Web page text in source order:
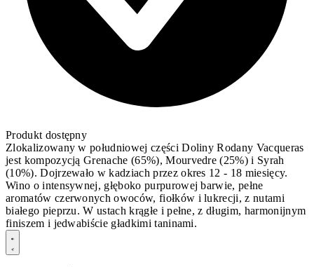
Produkt dostępny
Zlokalizowany w południowej części Doliny Rodany Vacqueras
jest kompozycją Grenache (65%), Mourvedre (25%) i Syrah
(10%). Dojrzewało w kadziach przez okres 12 - 18 miesięcy.
Wino o intensywnej, głęboko purpurowej barwie, pełne
aromatów czerwonych owoców, fiołków i lukrecji, z nutami
białego pieprzu. W ustach krągłe i pełne, z długim, harmonijnym
finiszem i jedwabiście gładkimi taninami.